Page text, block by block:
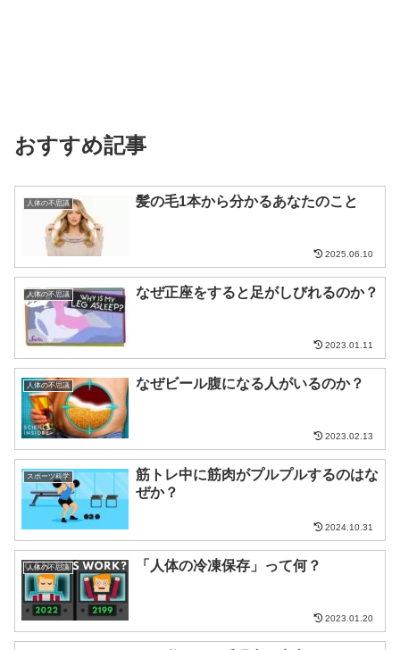
おすすめ記事
人体の不思議 髪の毛1本から分かるあなたのこと
2025.06.10
人体の不思議 なぜ正座をすると足がしびれるのか？
2023.01.11
人体の不思議 なぜビール腹になる人がいるのか？
2023.02.13
スポーツ科学
筋トレ中に筋肉がプルプルするのはな
ぜか？
2024.10.31
人体の不思議 「人体の冷凍保存」って何？
2023.01.20